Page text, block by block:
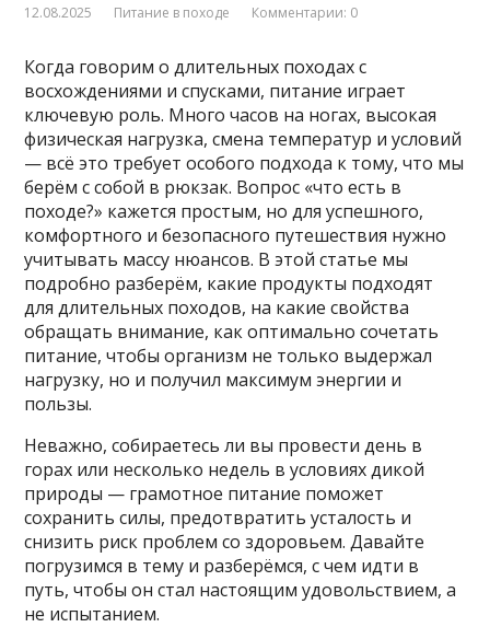
12.08.2025 Питание в походе Комментарии: 0
Когда говорим о длительных походах с
восхождениями и спусками, питание играет
ключевую роль. Много часов на ногах, высокая
физическая нагрузка, смена температур и условий
— всё это требует особого подхода к тому, что мы
берём с собой в рюкзак. Вопрос «что есть в
походе?» кажется простым, но для успешного,
комфортного и безопасного путешествия нужно
учитывать массу нюансов. В этой статье мы
подробно разберём, какие продукты подходят
для длительных походов, на какие свойства
обращать внимание, как оптимально сочетать
питание, чтобы организм не только выдержал
нагрузку, но и получил максимум энергии и
пользы.
Неважно, собираетесь ли вы провести день в
горах или несколько недель в условиях дикой
природы — грамотное питание поможет
сохранить силы, предотвратить усталость и
снизить риск проблем со здоровьем. Давайте
погрузимся в тему и разберёмся, с чем идти в
путь, чтобы он стал настоящим удовольствием, а
не испытанием.